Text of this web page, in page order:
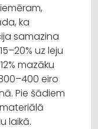
ka
samazina
uz leju
mazāku
eiro
Pie šādiem
laikā.